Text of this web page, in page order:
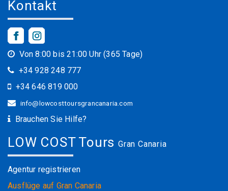
Kontakt
Von 8:00 bis 21:00 Uhr (365 Tage)
+34 928 248 777
+34 646 819 000
info@lowcosttoursgrancanaria.com
Brauchen Sie Hilfe?
LOW COST Tours Gran Canaria
Agentur registrieren
Ausflüge auf Gran Canaria